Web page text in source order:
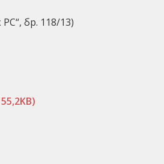
бр. 118/13)